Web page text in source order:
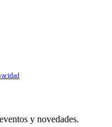
y novedades.